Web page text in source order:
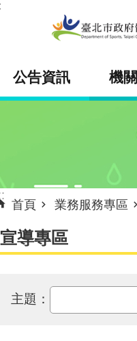
公告資訊 機
首頁 業務服務專區
宣導專區
主題：